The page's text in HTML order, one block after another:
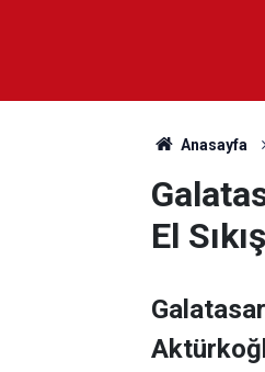
Anasayfa
El